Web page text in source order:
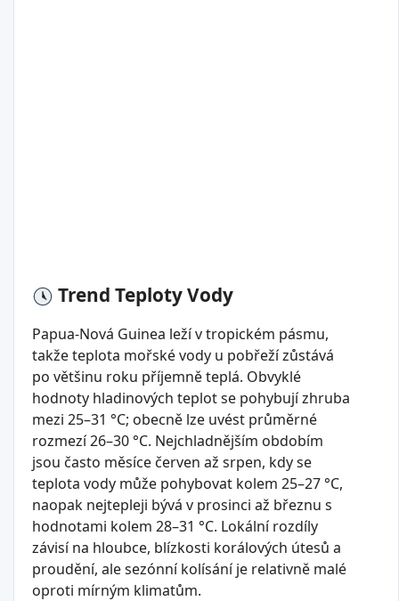
Trend Teploty Vody
Papua-Nová Guinea leží v tropickém pásmu,
takže teplota mořské vody u pobřeží zůstává
po většinu roku příjemně teplá. Obvyklé
hodnoty hladinových teplot se pohybují zhruba
mezi 25–31 °C; obecně lze uvést průměrné
rozmezí 26–30 °C. Nejchladnějším obdobím
jsou často měsíce červen až srpen, kdy se
teplota vody může pohybovat kolem 25–27 °C,
naopak nejtepleji bývá v prosinci až březnu s
hodnotami kolem 28–31 °C. Lokální rozdíly
závisí na hloubce, blízkosti korálových útesů a
proudění, ale sezónní kolísání je relativně malé
oproti mírným klimatům.